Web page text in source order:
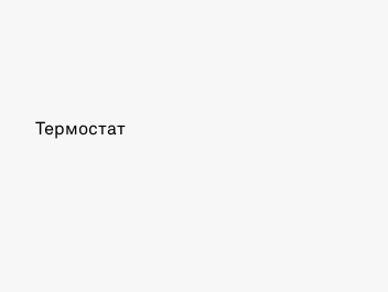
Термостат